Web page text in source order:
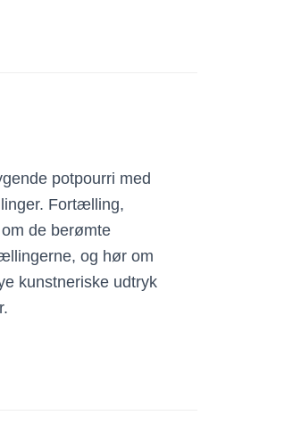
potpourri med
Fortælling,
de berømte
og hør om
kunstneriske udtryk